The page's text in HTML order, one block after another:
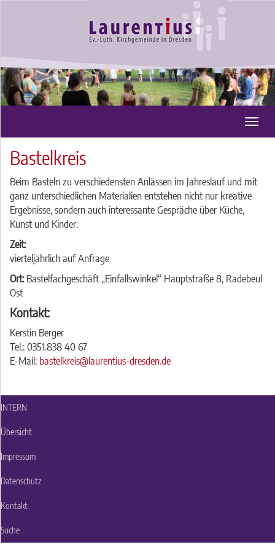
Bastelkreis
Beim Basteln zu verschiedensten Anlässen im Jahreslauf und mit
ganz unterschiedlichen Materialien entstehen nicht nur kreative
Ergebnisse, sondern auch interessante Gespräche über Küche,
Kunst und Kinder.
Zeit:
vierteljährlich auf Anfrage
Ort:Bastelfachgeschäft „Einfallswinkel“ Hauptstraße 8, Radebeul
Ost
Kontakt:
Kerstin Berger
Tel.: 0351.838 40 67
E-Mail: bastelkreis@laurentius-dresden.de
INTERN
Übersicht
Impressum
Datenschutz
Kontakt
Suche